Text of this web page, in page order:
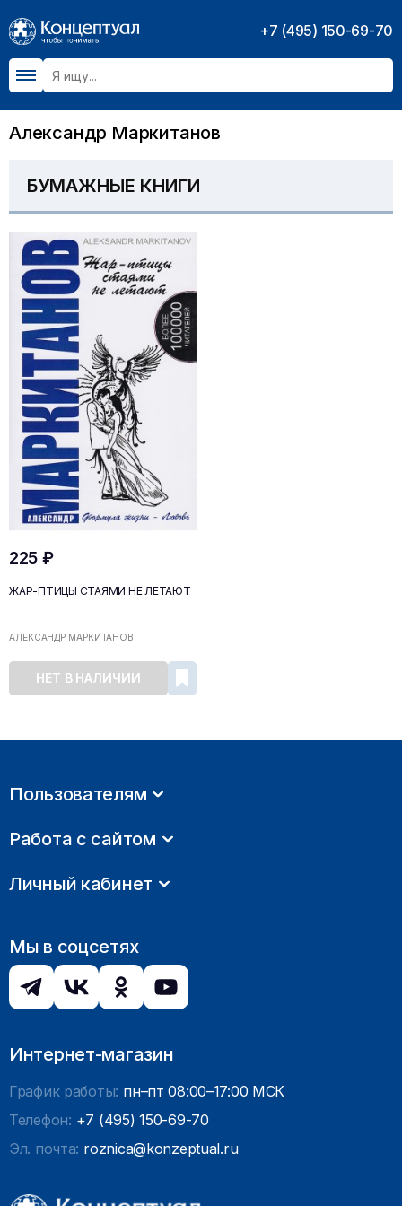
+7 (495) 150-69-70
Александр Маркитанов
БУМАЖНЫЕ КНИГИ
225 ₽
ЖАР-ПТИЦЫ СТАЯМИ НЕ ЛЕТАЮТ
АЛЕКСАНДР МАРКИТАНОВ
НЕТ В НАЛИЧИИ
Пользователям
Работа с сайтом
Личный кабинет
Мы в соцсетях
Интернет-магазин
График работы: пн–пт 08:00–17:00 МСК
Телефон: +7 (495) 150-69-70
Эл. почта: roznica@konzeptual.ru